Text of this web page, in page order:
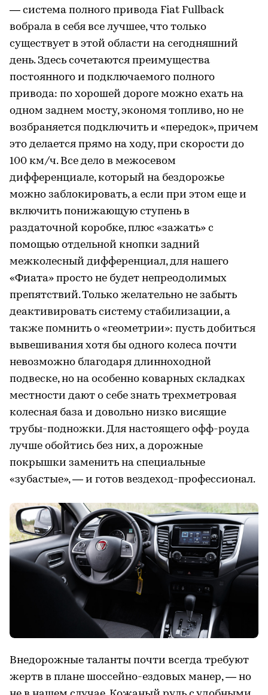
— система полного привода Fiat Fullback
вобрала в себя все лучшее, что только
существует в этой области на сегодняшний
день. Здесь сочетаются преимущества
постоянного и подключаемого полного
привода: по хорошей дороге можно ехать на
одном заднем мосту, экономя топливо, но не
возбраняется подключить и «передок», причем
это делается прямо на ходу, при скорости до
100 км/ч. Все дело в межосевом
дифференциале, который на бездорожье
можно заблокировать, а если при этом еще и
включить понижающую ступень в
раздаточной коробке, плюс «зажать» с
помощью отдельной кнопки задний
межколесный дифференциал, для нашего
«Фиата» просто не будет непреодолимых
препятствий. Только желательно не забыть
деактивировать систему стабилизации, а
также помнить о «геометрии»: пусть добиться
вывешивания хотя бы одного колеса почти
невозможно благодаря длинноходной
подвеске, но на особенно коварных складках
местности дают о себе знать трехметровая
колесная база и довольно низко висящие
трубы-подножки. Для настоящего офф-роуда
лучше обойтись без них, а дорожные
покрышки заменить на специальные
«зубастые», — и готов вездеход-профессионал.
Внедорожные таланты почти всегда требуют
жертв в плане шоссейно-ездовых манер, — но